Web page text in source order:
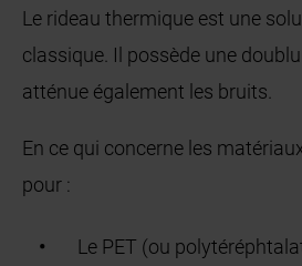
Le rideau thermique est une
classique. Il possède une
atténue également les bruits.
En ce qui concerne les
pour :
Le PET (ou